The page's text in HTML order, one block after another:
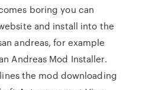
boring you can
and install into the
andreas, for example
Andreas Mod Installer.
the mod downloading